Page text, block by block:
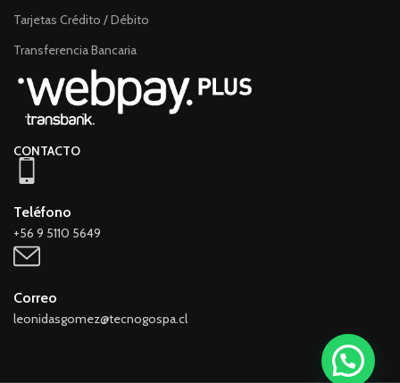
Tarjetas Crédito / Débito
Transferencia Bancaria
CONTACTO
Teléfono
+56 9 5110 5649
Correo
leonidasgomez@tecnogospa.cl